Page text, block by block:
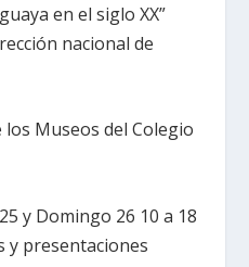
en el siglo XX”
nacional de
los Museos del Colegio
y Domingo 26 10 a 18
y presentaciones